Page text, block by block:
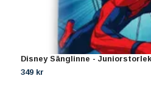
Disney Sänglinne -
349 kr